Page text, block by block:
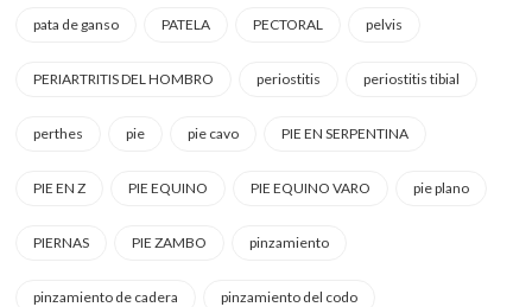
pata de ganso PATELA PECTORAL pelvis
PERIARTRITIS DEL HOMBRO periostitis periostitis tibial
perthes pie pie cavo PIE EN SERPENTINA
PIE EN Z PIE EQUINO PIE EQUINO VARO pie plano
PIERNAS PIE ZAMBO pinzamiento
pinzamiento de cadera pinzamiento del codo